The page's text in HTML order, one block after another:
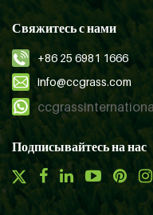
Свяжитесь с нами
+86 25 6981 1666
info@ccgrass.com
Подписывайтесь на нас